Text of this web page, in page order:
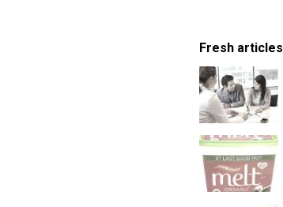
Fresh articles